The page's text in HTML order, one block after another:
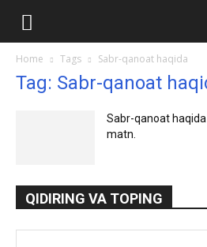
Home Tags Sabr-qanoat haqida
Tag: Sabr-qanoat
Sabr-qanoat
matn.
QIDIRING VA TOPING